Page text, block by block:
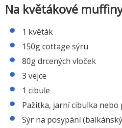
Na květákové
1 květák
150g cottage sýru
80g drcených vloček
3 vejce
1 cibule
Pažitka, jarní cibulka nebo
Sýr na posypání